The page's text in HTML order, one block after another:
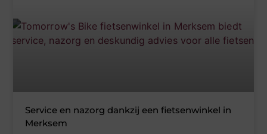
Service en nazorg dankzij een fietsenwinkel in
Merksem